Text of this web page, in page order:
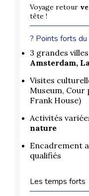
Voyage retour
tête !
? Points forts
3 grandes
Amsterdam,
Visites
Museum,
Frank House)
Activités
nature
Encadrement
qualifiés
Les temps forts